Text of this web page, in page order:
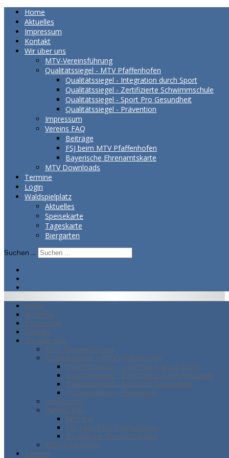
Home
Aktuelles
Impressum
Kontakt
Wir über uns
MTV-Vereinsführung
Qualitätssiegel - MTV Pfaffenhofen
Qualitätssiegel - Integration durch Sport
Qualitätssiegel - Zertifizierte Schwimmschule
Qualitätssiegel - Sport Pro Gesundheit
Qualitätssiegel - Prävention
Impressum
Vereins FAQ
Beiträge
FSJ beim MTV Pfaffenhofen
Bayerische Ehrenamtskarte
MTV Downloads
Termine
Login
Waldspielplatz
Aktuelles
Speisekarte
Tageskarte
Biergarten
Suchen ...
Home
Aktuelles
Impressum
Kontakt
Wir über uns
MTV-Vereinsführung
Qualitätssiegel - MTV Pfaffenhofen
Qualitätssiegel - Integration durch Sport
Qualitätssiegel - Zertifizierte Schwimmschule
Qualitätssiegel - Sport Pro Gesundheit
Qualitätssiegel - Prävention
Impressum
Vereins FAQ
Beiträge
FSJ beim MTV Pfaffenhofen
Bayerische Ehrenamtskarte
MTV Downloads
Termine